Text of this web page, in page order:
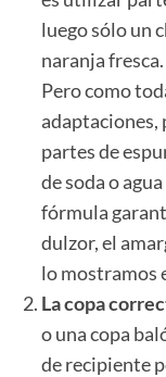
luego sólo un
naranja fresca.
Pero como
adaptaciones,
partes de
de soda o
fórmula
dulzor, el
lo mostramos
La copa
o una copa
de recipiente